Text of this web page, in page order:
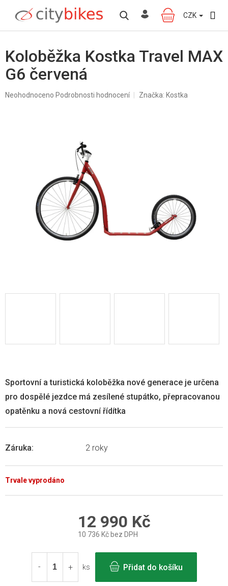
obsah
NÁKUPNÍ
KOŠÍK
CZK
Koloběžka Kostka Travel MAX
G6 červená
Průměrné
Neohodnoceno Podrobnosti hodnocení Značka: Kostka
Trvale vyprodáno
Záruka: 2 roky
Sportovní a turistická koloběžka nové generace je určena
pro dospělé jezdce má zesílené stupátko, přepracovanou
opatěnku a nová cestovní řídítka
12 990 Kč
10 736 Kč bez DPH
cena:
ks
Přidat do košíku